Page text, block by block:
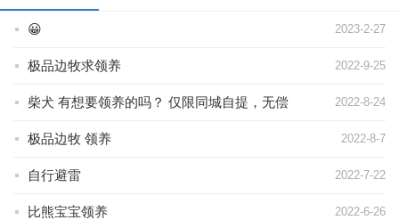
2023-2-27
😀
2022-9-25
极品边牧求领养
2022-8-24
柴犬 有想要领养的吗？ 仅限同城自提，无偿
2022-8-7
极品边牧 领养
2022-7-22
自行避雷
2022-6-26
比熊宝宝领养